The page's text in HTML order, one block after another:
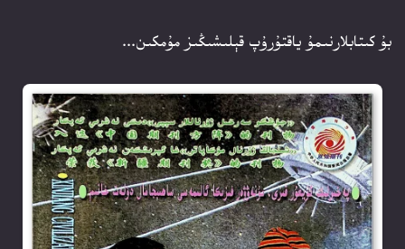
بۇ كىتابلارنىمۇ ياقتۇرۇپ قېلىشىڭىز مۇمكىن...